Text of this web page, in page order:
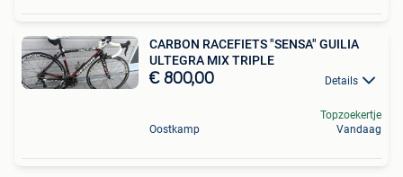
CARBON RACEFIETS "SENSA" GUILIA
ULTEGRA MIX TRIPLE
€ 800,00 Details
Oostkamp
Topzoekertje
Vandaag